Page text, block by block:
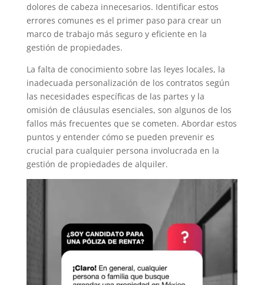
dolores de cabeza innecesarios. Identificar estos
errores comunes es el primer paso para crear un
marco de trabajo más seguro y eficiente en la
gestión de propiedades.
La falta de conocimiento sobre las leyes locales, la
inadecuada personalización de los contratos según
las necesidades específicas de las partes y la
omisión de cláusulas esenciales, son algunos de los
fallos más frecuentes que se cometen. Abordar estos
puntos y entender cómo se pueden prevenir es
crucial para cualquier persona involucrada en la
gestión de propiedades de alquiler.